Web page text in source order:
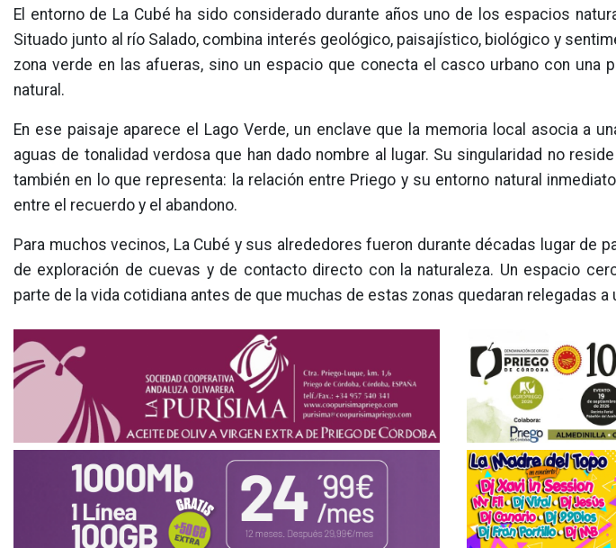
El entorno de La Cubé ha sido considerado durante años uno de los espacios
Situado junto al río Salado, combina interés geológico, paisajístico, biológico y
zona verde en las afueras, sino un espacio que conecta el casco urbano con una
natural.
En ese paisaje aparece el Lago Verde, un enclave que la memoria local asocia a
aguas de tonalidad verdosa que han dado nombre al lugar. Su singularidad no
también en lo que representa: la relación entre Priego y su entorno natural
entre el recuerdo y el abandono.
Para muchos vecinos, La Cubé y sus alrededores fueron durante décadas lugar de
de exploración de cuevas y de contacto directo con la naturaleza. Un espacio
parte de la vida cotidiana antes de que muchas de estas zonas quedaran relegadas a